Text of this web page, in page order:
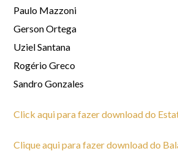
Paulo Mazzoni
Gerson Ortega
Uziel Santana
Rogério Greco
Sandro Gonzales
Click aqui para fazer download do
Clique aqui para fazer download do